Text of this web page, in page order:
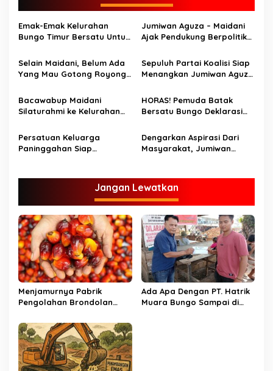
s
i
p
o
Emak-Emak Kelurahan
Bungo Timur Bersatu Untuk
Aguza – Maidani
Jumiwan Aguza – Maidani
Ajak Pendukung Berpolitik
Selain Maidani, Belum Ada
Yang Mau Gotong Royong
Sepuluh Partai Koalisi Siap
Menangkan Jumiwan Aguza
Bacawabup Maidani
Silaturahmi ke Kelurahan
HORAS! Pemuda Batak
Bersatu Bungo Deklarasi
Aguza – Maidani
Persatuan Keluarga
Paninggahan Siap
Dengarkan Aspirasi Dari
Masyarakat, Jumiwan
Jangan Lewatkan
Menjamurnya Pabrik
Pengolahan Brondolan
Pemicu Maraknya
Pencurian di Perkebunan
Perusahaan Maupun
Perorangan
Ada Apa Dengan PT. Hatrik
Muara Bungo Sampai di